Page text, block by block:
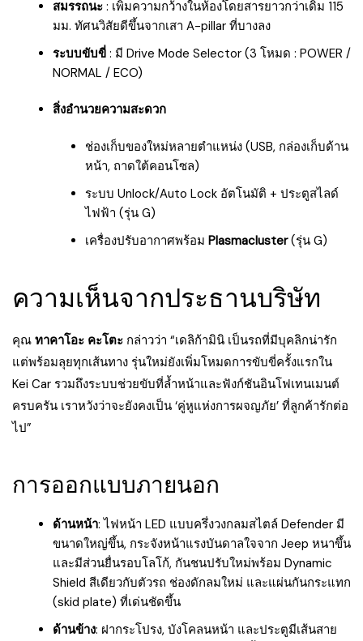
สมรรถนะ : เพิ่มความกว้างในห้องโดยสารยาวกว่าเดิม 115
มม. ทัศนวิสัยดีขึ้นจากเสา A-pillar ที่บางลง
ระบบขับขี่ : มี Drive Mode Selector (3 โหมด : POWER /
NORMAL / ECO)
สิ่งอำนวยความสะดวก
ช่องเก็บของใหม่หลายตำแหน่ง (USB, กล่องเก็บด้าน
หน้า, ถาดใต้คอนโซล)
ระบบ Unlock/Auto Lock อัตโนมัติ + ประตูสไลด์
ไฟฟ้า (รุ่น G)
เครื่องปรับอากาศพร้อม Plasmacluster(รุ่น G)
ความเห็นจากประธานบริษัท
คุณ ทาคาโอะ คะโตะ กล่าวว่า “เดลิก้ามินิ เป็นรถที่มีบุคลิกน่ารัก
แต่พร้อมลุยทุกเส้นทาง รุ่นใหม่ยังเพิ่มโหมดการขับขี่ครั้งแรกใน
Kei Car รวมถึงระบบช่วยขับที่ล้ำหน้าและฟังก์ชันอินโฟเทนเมนต์
ครบครัน เราหวังว่าจะยังคงเป็น ‘คู่หูแห่งการผจญภัย’ ที่ลูกค้ารักต่อ
ไป”
การออกแบบภายนอก
ด้านหน้า: ไฟหน้า LED แบบครึ่งวงกลมสไตล์ Defender มี
ขนาดใหญ่ขึ้น, กระจังหน้าแรงบันดาลใจจาก Jeep หนาขึ้น
และมีส่วนยื่นรอบโลโก้, กันชนปรับใหม่พร้อม Dynamic
Shield สีเดียวกับตัวรถ ช่องดักลมใหม่ และแผ่นกันกระแทก
(skid plate) ที่เด่นชัดขึ้น
ด้านข้าง: ฝากระโปรง, บังโคลนหน้า และประตูมีเส้นสาย